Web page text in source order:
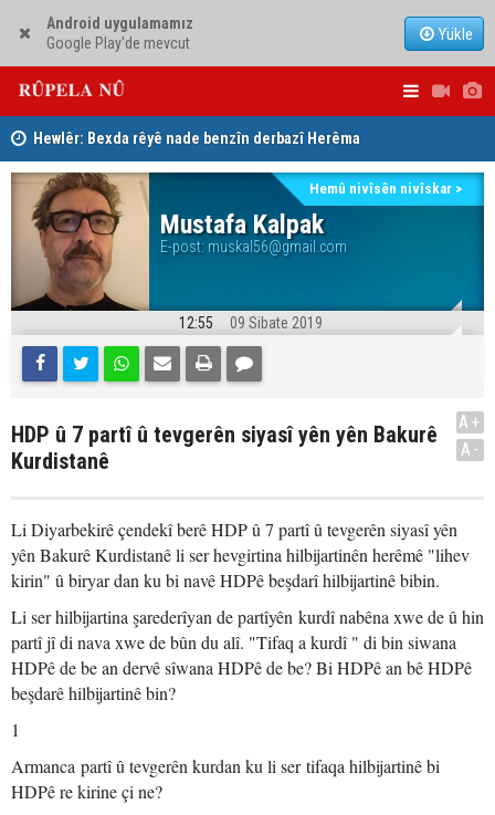
Android uygulamamız
Google Play'de mevcut
Yükle
Hewlêr: Bexda rêyê nade benzîn derbazî Herêma
Nêçîrvan Barzanî û Parlamenterê Almanyayê Serdar
Yuksel civiyan
Kerkûkê
Mustafa Kalpak
E-post: muskal56@gmail.com
Hemû nivîsên nivîskar >
12:55 09 Sibate 2019
HDP û 7 partî û tevgerên siyasî yên yên Bakurê
Kurdistanê
A+
A-
Li Diyarbekirê çendekî berê HDP û 7 partî û tevgerên siyasî yên
yên Bakurê Kurdistanê li ser hevgirtina hilbijartinên herêmê "lihev
kirin" û biryar dan ku bi navê HDPê beşdarî hilbijartinê bibin.
Li ser hilbijartina şarederîyan de partîyên kurdî nabêna xwe de û hin
partî jî di nava xwe de bûn du alî. "Tifaq a kurdî " di bin siwana
HDPê de be an dervê sîwana HDPê de be? Bi HDPê an bê HDPê
beşdarê hilbijartinê bin?
1
Armanca partî û tevgerên kurdan ku li ser tifaqa hilbijartinê bi
HDPê re kirine çi ne?